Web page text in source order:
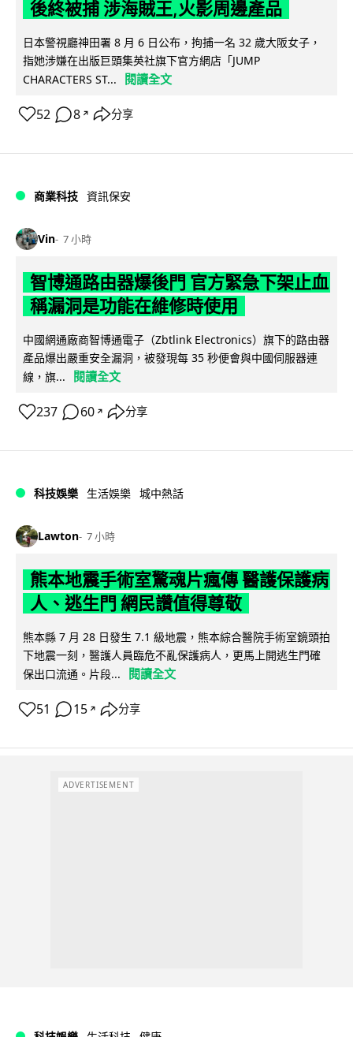
後終被捕 涉海賊王,火影周邊產品
日本警視廳神田署 8 月 6 日公布，拘捕一名 32 歲大阪女子，
指她涉嫌在出版巨頭集英社旗下官方網店「JUMP
CHARACTERS ST...
閱讀全文
52 8 ↗ 分享
商業科技 資訊保安
Vin 7 小時
智博通路由器爆後門 官方緊急下架止血
稱漏洞是功能在維修時使用
中國網通廠商智博通電子（Zbtlink Electronics）旗下的路由器
產品爆出嚴重安全漏洞，被發現每 35 秒便會與中國伺服器連
線，旗...
閱讀全文
237 60 ↗ 分享
科技娛樂 生活娛樂 城中熱話
Lawton 7 小時
熊本地震手術室驚魂片瘋傳 醫護保護病
人、逃生門 網民讚值得尊敬
熊本縣 7 月 28 日發生 7.1 級地震，熊本綜合醫院手術室鏡頭拍
下地震一刻，醫護人員臨危不亂保護病人，更馬上開逃生門確
保出口流通。片段...
閱讀全文
51 15 ↗ 分享
ADVERTISEMENT